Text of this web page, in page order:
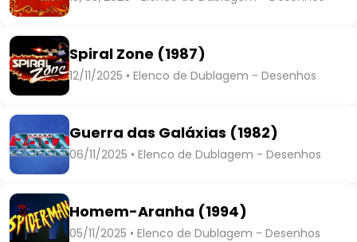
Spiral Zone (1987)
12/11/2025 • Elenco de Dublagem - Desenhos
Guerra das Galáxias (1982)
06/11/2025 • Elenco de Dublagem - Desenhos
Homem-Aranha (1994)
05/11/2025 • Elenco de Dublagem - Desenhos